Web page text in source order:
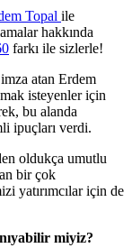
Topal ile
hakkında
farkı ile sizlerle!
atan Erdem
isteyenler için
bu alanda
ipuçları verdi.
oldukça umutlu
bir çok
yatırımcılar için de
miyiz?